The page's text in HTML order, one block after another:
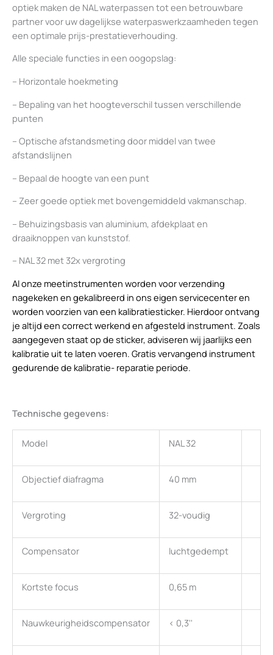
optiek maken de NAL waterpassen tot een betrouwbare
partner voor uw dagelijkse waterpaswerkzaamheden tegen
een optimale prijs-prestatieverhouding.
Alle speciale functies in een oogopslag:
– Horizontale hoekmeting
– Bepaling van het hoogteverschil tussen verschillende
punten
– Optische afstandsmeting door middel van twee
afstandslijnen
– Bepaal de hoogte van een punt
– Zeer goede optiek met bovengemiddeld vakmanschap.
– Behuizingsbasis van aluminium, afdekplaat en
draaiknoppen van kunststof.
– NAL 32 met 32x vergroting
Al onze meetinstrumenten worden voor verzending
nagekeken en gekalibreerd in ons eigen servicecenter en
worden voorzien van een kalibratiesticker. Hierdoor ontvang
je altijd een correct werkend en afgesteld instrument. Zoals
aangegeven staat op de sticker, adviseren wij jaarlijks een
kalibratie uit te laten voeren. Gratis vervangend instrument
gedurende de kalibratie- reparatie periode.
Technische gegevens:
Model NAL 32
Objectief diafragma 40 mm
Vergroting 32-voudig
Compensator luchtgedempt
Kortste focus 0,65 m
Nauwkeurigheidscompensator < 0,3''